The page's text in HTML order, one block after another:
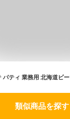
類似商品を探す